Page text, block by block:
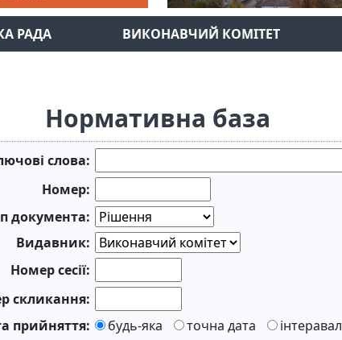
РАДА ВИКОНАВЧИЙ КОМІТЕТ
Нормативна база
слова:
Номер:
документа:
Видавник:
Номер сесії:
скликання:
прийняття:
будь-яка точна дата інтеравал